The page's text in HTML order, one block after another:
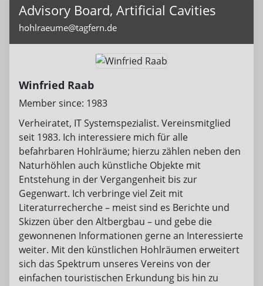
Advisory Board, Artificial Cavities
hohlraeume@tagfern.de
Winfried Raab
Member since: 1983
Verheiratet, IT Systemspezialist. Vereinsmitglied
seit 1983. Ich interessiere mich für alle
befahrbaren Hohlräume; hierzu zählen neben den
Naturhöhlen auch künstliche Objekte mit
Entstehung in der Vergangenheit bis zur
Gegenwart. Ich verbringe viel Zeit mit
Literaturrecherche – meist sind es Berichte und
Skizzen über den Altbergbau – und gebe die
gewonnenen Informationen gerne an Interessierte
weiter. Mit den künstlichen Hohlräumen erweitert
sich das Spektrum unseres Vereins von der
einfachen touristischen Erkundung bis hin zu